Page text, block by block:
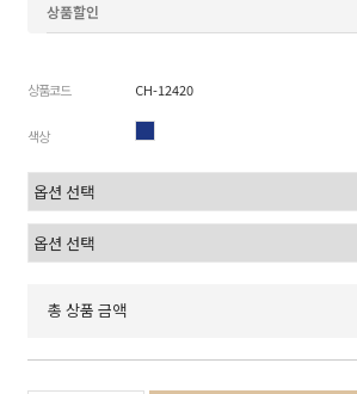
상품할인
상품코드 CH-12420
색상
총 상품 금액